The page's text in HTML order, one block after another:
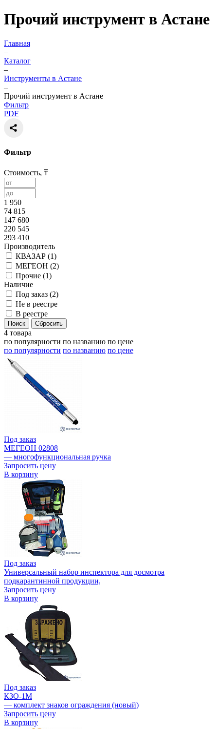
Прочий инструмент в Астане
Главная
–
Каталог
–
Инструменты в Астане
–
Прочий инструмент в Астане
Фильтр
PDF
Фильтр
Стоимость, ₸
1 950
74 815
147 680
220 545
293 410
Производитель
КВАЗАР (1)
МЕГЕОН (2)
Прочие (1)
Наличие
Под заказ (2)
Не в реестре
В реестре
4 товара
по популярности по названию по цене
по популярности по названию по цене
Под заказ
МЕГЕОН 02808
— многофункциональная ручка
Запросить цену
В корзину
Под заказ
Универсальный набор инспектора для досмотра
подкарантинной продукции,
Запросить цену
В корзину
Под заказ
КЗО-1М
— комплект знаков ограждения (новый)
Запросить цену
В корзину